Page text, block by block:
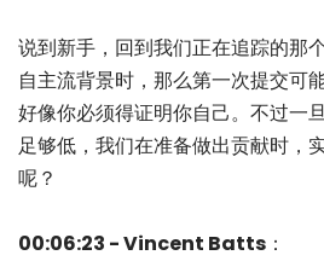
说到新手，回到我们正在追踪的那
自主流背景时，那么第一次提交可
好像你必须得证明你自己。不过一
足够低，我们在准备做出贡献时，
呢？
00:06:23 - Vincent Batts ：